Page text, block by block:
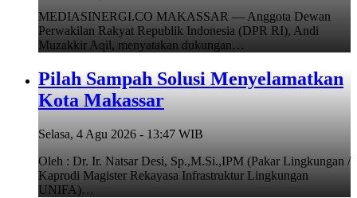
MEDIASINERGI.CO MAKASSAR — Anggota Dewan
Perwakilan Rakyat Republik Indonesia (DPR RI), Andi
Muzakkir Aqil, menyatakan dukungan…
Pilah Sampah Solusi Menyelamatkan
Kota Makassar
Selasa, 4 Agu 2026 - 13:47 WIB
Oleh : Dr. Ir. Natsar Desi, Sp.,M.Si.,IPM (Pakar Lingkungan /
Kaprodi Magister Rekayasa Infrastruktur Lingkungan
UNIFA)…